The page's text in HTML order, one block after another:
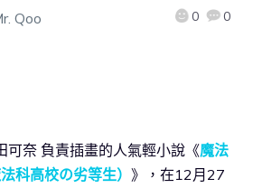
Qoo 0 0
可奈 負責插畫的人氣輕小說《魔法
科高校の劣等生） 》，在12月27